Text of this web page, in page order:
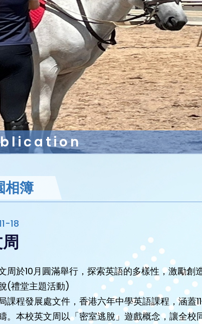
相簿
18
周於10月圓滿舉行，探索英語的多樣性，激勵創
(禮堂主題活動)
課程發展處文件，香港六年中學英語課程，涵蓋
。本校英文周以「密室逃脫」遊戲概念，讓全校